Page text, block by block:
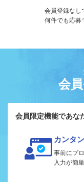
会員登録なし
何件でも応募
会
会員限定機能であな
カンタ
事前にプ
入力が簡